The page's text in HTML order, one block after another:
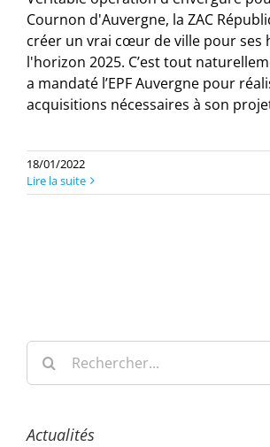
Cournon d'Auvergne, la ZAC
créer un vrai cœur de ville pour ses
l'horizon 2025. C’est tout
a mandaté l’EPF Auvergne pour
acquisitions nécessaires à son
18/01/2022
Lire la suite
Rechercher:
Actualités